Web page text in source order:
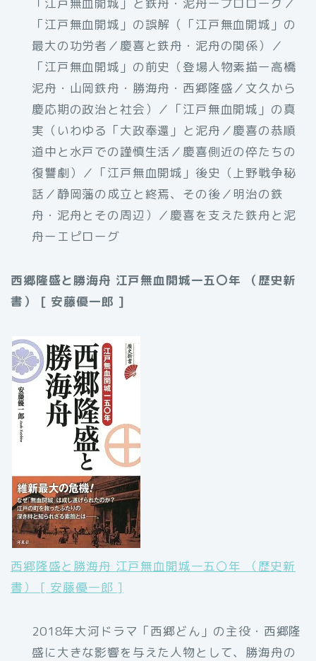
「江戸無血開城」の誤解（「江戸無血開城」の
最大の功労者／慶喜と鉄舟・泥舟の関係）／
「江戸無血開城」の前史（登場人物素描ー高橋
泥舟・山岡鉄舟・勝海舟・西郷隆盛／文久から
慶応期の政治と社会）／「江戸無血開城」の真
実（いわゆる「大政奉還」と泥舟／慶喜の恭順
道中と水戸での謹慎生活／慶喜側近の倅たちの
復讐劇）／「江戸無血開城」後史（上野戦争秘
話／静岡藩の成立と終焉、その後／明治の鉄
舟・泥舟とその周辺）／慶喜を支えた鉄舟と泥
舟ーエピローグ
西郷隆盛と勝海舟 江戸無血開城一五〇年 （歴史新
書） [ 安藤優一郎 ]
西郷隆盛と勝海舟 江戸無血開城一五〇年 （歴史新
書） [ 安藤優一郎 ]
2018年大河ドラマ「西郷どん」の主役・西郷隆
盛に大きな影響を与えた人物として、勝海舟の